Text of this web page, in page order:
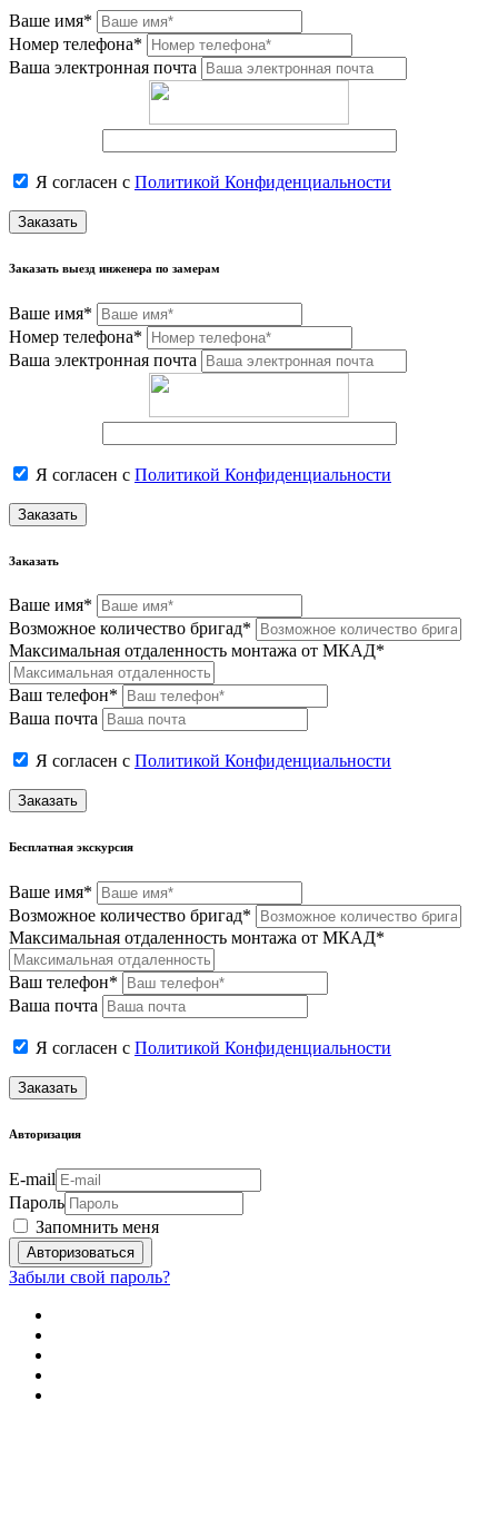
Ваше имя*
Номер телефона*
Ваша электронная почта
Я согласен с Политикой Конфиденциальности
Заказать
Заказать выезд инженера по замерам
Ваше имя*
Номер телефона*
Ваша электронная почта
Я согласен с Политикой Конфиденциальности
Заказать
Заказать
Ваше имя*
Возможное количество бригад*
Максимальная отдаленность монтажа от МКАД*
Ваш телефон*
Ваша почта
Я согласен с Политикой Конфиденциальности
Заказать
Бесплатная экскурсия
Ваше имя*
Возможное количество бригад*
Максимальная отдаленность монтажа от МКАД*
Ваш телефон*
Ваша почта
Я согласен с Политикой Конфиденциальности
Заказать
Авторизация
E-mail
Пароль
Запомнить меня
Забыли свой пароль?